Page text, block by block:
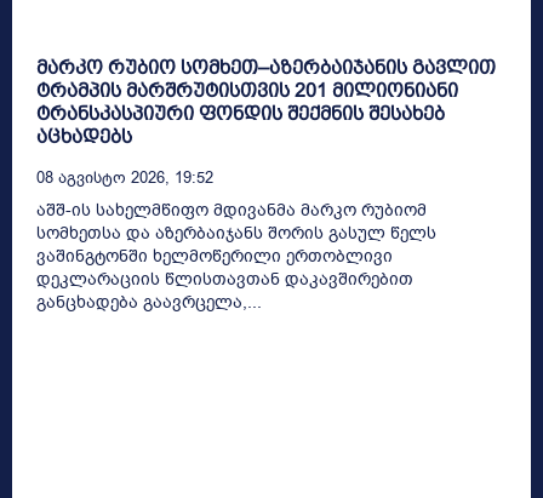
მარკო რუბიო სომხეთ–აზერბაიჯანის გავლით
ტრამპის მარშრუტისთვის 201 მილიონიანი
ტრანსკასპიური ფონდის შექმნის შესახებ
აცხადებს
08 Აგვისტო 2026, 19:52
აშშ-ის სახელმწიფო მდივანმა მარკო რუბიომ
სომხეთსა და აზერბაიჯანს შორის გასულ წელს
ვაშინგტონში ხელმოწერილი ერთობლივი
დეკლარაციის წლისთავთან დაკავშირებით
განცხადება გაავრცელა,...